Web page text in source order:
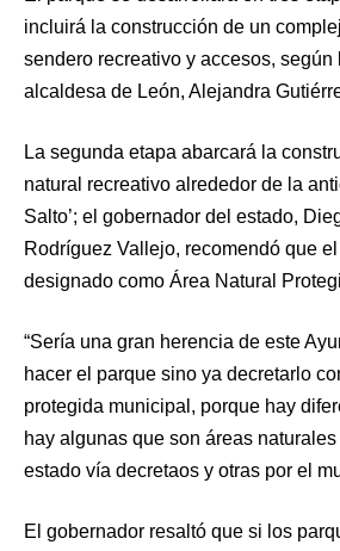
incluirá la construcción de un
sendero recreativo y accesos,
alcaldesa de León, Alejandra
La segunda etapa abarcará la
natural recreativo alrededor de la
Salto’; el gobernador del estado,
Rodríguez Vallejo, recomendó que
designado como Área Natural
“Sería una gran herencia de este
hacer el parque sino ya decretarlo
protegida municipal, porque hay
hay algunas que son áreas
estado vía decretaos y otras por el
El gobernador resaltó que si los